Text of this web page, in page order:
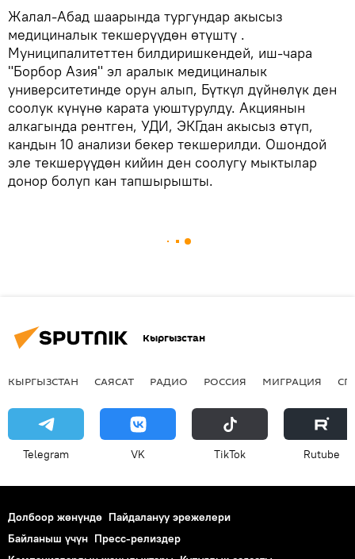
Жалал-Абад шаарында тургундар акысыз
медициналык текшерүүдөн өтүштү .
Муниципалитеттен билдиришкендей, иш-чара
"Борбор Азия" эл аралык медициналык
университетинде орун алып, Бүткүл дүйнөлүк ден
соолук күнүнө карата уюштурулду. Акциянын
алкагында рентген, УДИ, ЭКГдан акысыз өтүп,
кандын 10 анализи бекер текшерилди. Ошондой
эле текшерүүдөн кийин ден соолугу мыктылар
донор болуп кан тапшырышты.
Кыргызстан
КЫРГЫЗСТАН САЯСАТ РАДИО РОССИЯ МИГРАЦИЯ
Telegram VK ТikТоk Rutube
Долбоор жөнүндө Пайдалануу эрежелери
Байланыш үчүн Пресс-релиздер